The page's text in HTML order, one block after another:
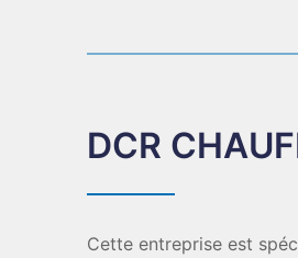
DCR
Cette entreprise est